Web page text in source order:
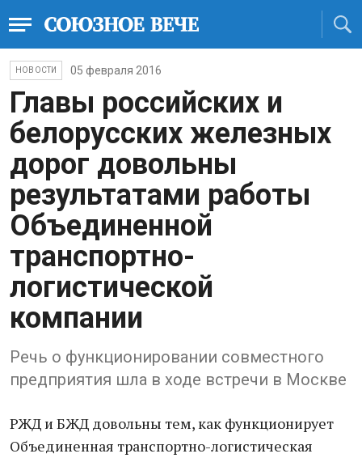
НОВОСТИ 05 февраля 2016
Главы российских и
белорусских железных
дорог довольны
результатами работы
Объединенной
транспортно-
логистической
компании
Речь о функционировании совместного
предприятия шла в ходе встречи в Москве
РЖД и БЖД довольны тем, как функционирует
Объединенная транспортно-логистическая